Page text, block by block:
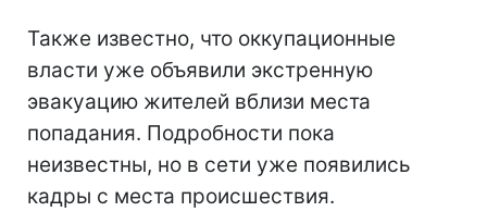
Также известно, что оккупационные
власти уже объявили экстренную
эвакуацию жителей вблизи места
попадания. Подробности пока
неизвестны, но в сети уже появились
кадры с места происшествия.